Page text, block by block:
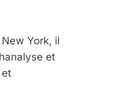
York, il
et
JUDAÏTE Par Thérèse